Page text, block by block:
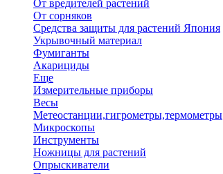
От вредителей растений
От сорняков
Средства защиты для растений Япония
Укрывочный материал
Фумиганты
Акарициды
Еще
Измерительные приборы
Весы
Метеостанции,гигрометры,термометры
Микроскопы
Инструменты
Ножницы для растений
Опрыскиватели